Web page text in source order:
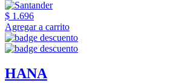
$ 1.696
Agregar a carrito
HANA